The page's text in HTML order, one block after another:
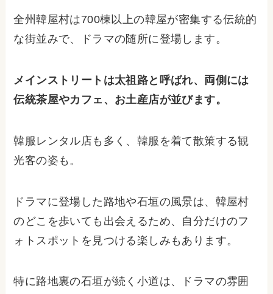
全州韓屋村は700棟以上の韓屋が密集する伝統的
な街並みで、ドラマの随所に登場します。
メインストリートは太祖路と呼ばれ、両側には
伝統茶屋やカフェ、お土産店が並びます。
韓服レンタル店も多く、韓服を着て散策する観
光客の姿も。
ドラマに登場した路地や石垣の風景は、韓屋村
のどこを歩いても出会えるため、自分だけのフ
ォトスポットを見つける楽しみもあります。
特に路地裏の石垣が続く小道は、ドラマの雰囲